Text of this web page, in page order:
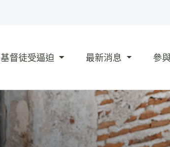
基督徒受逼迫 最新消息 參